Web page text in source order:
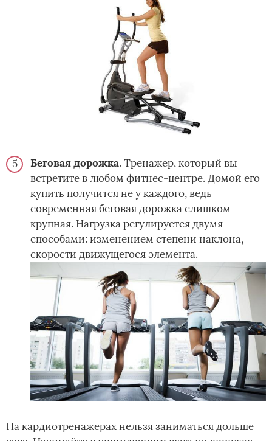
Беговая дорожка. Тренажер, который вы
встретите в любом фитнес-центре. Домой его
купить получится не у каждого, ведь
современная беговая дорожка слишком
крупная. Нагрузка регулируется двумя
способами: изменением степени наклона,
скорости движущегося элемента.
На кардиотренажерах нельзя заниматься дольше